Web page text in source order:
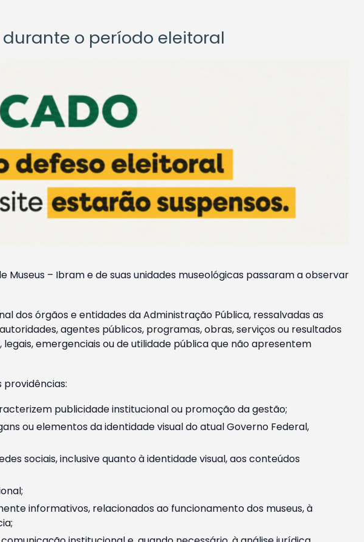
o período eleitoral
– Ibram e de suas unidades museológicas passaram a observar
dos órgãos e entidades da Administração Pública, ressalvadas as
agentes públicos, programas, obras, serviços ou resultados
emergenciais ou de utilidade pública que não apresentem
providências:
publicidade institucional ou promoção da gestão;
ou elementos da identidade visual do atual Governo Federal,
sociais, inclusive quanto à identidade visual, aos conteúdos
informativos, relacionados ao funcionamento dos museus, à